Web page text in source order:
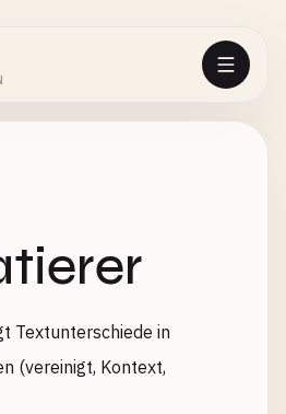
Textunterschiede in
(vereinigt, Kontext,